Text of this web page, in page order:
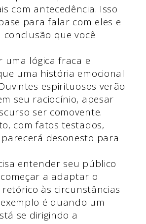
com antecedência. Isso
para falar com eles e
conclusão que você
uma lógica fraca e
uma história emocional
espirituosos verão
seu raciocínio, apesar
ser comovente.
com fatos testados,
desonesto para
entender seu público
a adaptar o
às circunstâncias
é quando um
se dirigindo a